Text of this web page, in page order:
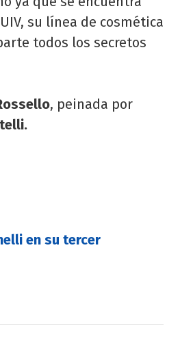
su línea de cosmética
todos los secretos
, peinada por
en su tercer